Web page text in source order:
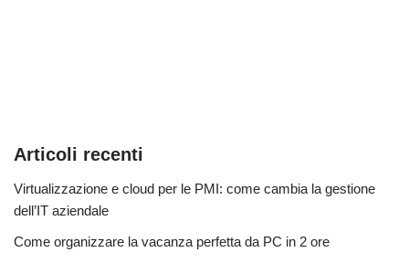
Articoli recenti
Virtualizzazione e cloud per le PMI: come cambia la gestione
dell’IT aziendale
Come organizzare la vacanza perfetta da PC in 2 ore